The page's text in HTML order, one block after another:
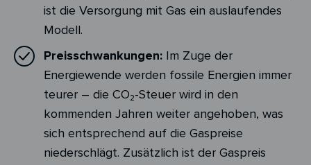
ist die Versorgung mit Gas ein auslaufendes
Modell.
Preisschwankungen: Im Zuge der
Energiewende werden fossile Energien immer
teurer – die CO₂-Steuer wird in den
kommenden Jahren weiter angehoben, was
sich entsprechend auf die Gaspreise
niederschlägt. Zusätzlich ist der Gaspreis